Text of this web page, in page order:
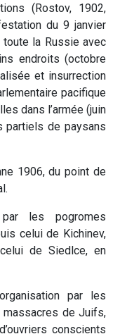
(Rostov, 1902,
du 9 janvier
la Russie avec
endroits (octobre
et insurrection
pacifique
dans l’armée (juin
partiels de paysans
1906, du point de
les pogromes
celui de Kichinev,
de Siedlce, en
par les
de Juifs,
conscients